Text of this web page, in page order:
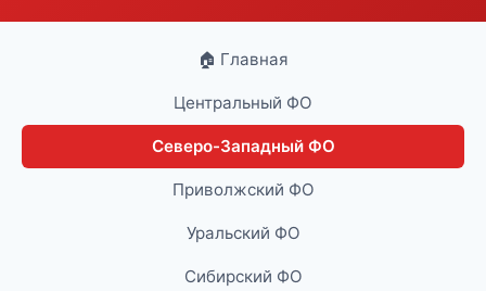
🏠 Главная
Центральный ФО
Северо-Западный ФО
Приволжский ФО
Уральский ФО
Сибирский ФО